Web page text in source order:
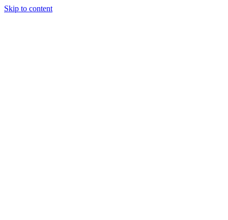
Skip to content